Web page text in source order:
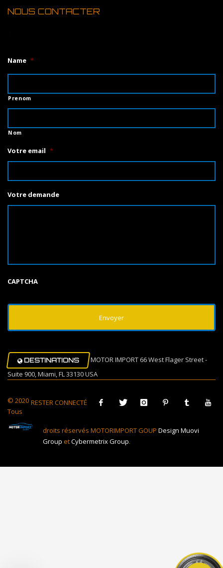
NOUS CONTACTER
Name *
Prenom
Nom
Votre email *
Votre demande
CAPTCHA
DESTINATIONS
MOTOR IMPORT 66 West Flager Street -
Suite 900, Miami, FL 33130 USA
RESTER CONNECTÉ
© 2020
Tous
droits réservés MOTORIMPORT GOUP Design Muovi
Group etCybermetrix Group.